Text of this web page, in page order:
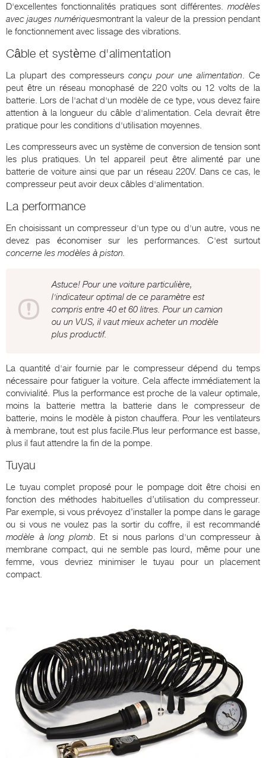
D'excellentes fonctionnalités pratiques sont différentes. modèles
avec jauges numériquesmontrant la valeur de la pression pendant
le fonctionnement avec lissage des vibrations.
Câble et système d'alimentation
La plupart des compresseurs conçu pour une alimentation. Ce
peut être un réseau monophasé de 220 volts ou 12 volts de la
batterie. Lors de l'achat d'un modèle de ce type, vous devez faire
attention à la longueur du câble d'alimentation. Cela devrait être
pratique pour les conditions d'utilisation moyennes.
Les compresseurs avec un système de conversion de tension sont
les plus pratiques. Un tel appareil peut être alimenté par une
batterie de voiture ainsi que par un réseau 220V. Dans ce cas, le
compresseur peut avoir deux câbles d'alimentation.
La performance
En choisissant un compresseur d'un type ou d'un autre, vous ne
devez pas économiser sur les performances. C'est surtout
concerne les modèles à piston.
Astuce! Pour une voiture particulière,
l'indicateur optimal de ce paramètre est
compris entre 40 et 60 litres. Pour un camion
ou un VUS, il vaut mieux acheter un modèle
plus productif.
La quantité d'air fournie par le compresseur dépend du temps
nécessaire pour fatiguer la voiture. Cela affecte immédiatement la
convivialité. Plus la performance est proche de la valeur optimale,
moins la batterie mettra la batterie dans le compresseur de
batterie, moins le modèle à piston chauffera. Pour les ventilateurs
à membrane, tout est plus facile.Plus leur performance est basse,
plus il faut attendre la fin de la pompe.
Tuyau
Le tuyau complet proposé pour le pompage doit être choisi en
fonction des méthodes habituelles d’utilisation du compresseur.
Par exemple, si vous prévoyez d’installer la pompe dans le garage
ou si vous ne voulez pas la sortir du coffre, il est recommandé
modèle à long plomb. Et si nous parlons d'un compresseur à
membrane compact, qui ne semble pas lourd, même pour une
femme, vous devriez minimiser le tuyau pour un placement
compact.